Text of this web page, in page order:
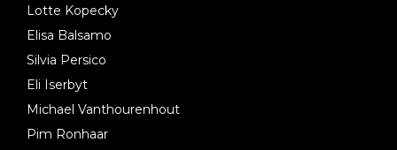
Lotte Kopecky
Elisa Balsamo
Silvia Persico
Eli Iserbyt
Michael Vanthourenhout
Pim Ronhaar